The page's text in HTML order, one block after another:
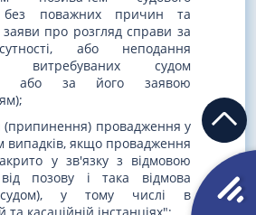
без поважних причин та
про розгляд справи за
або неподання
витребуваних судом
або за його заявою
(припинення) провадження у
випадків, якщо провадження
у зв'язку з відмовою
позову і така відмова
у тому числі в